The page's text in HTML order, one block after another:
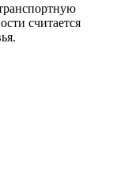
считается